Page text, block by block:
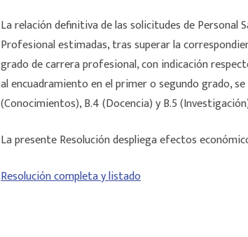
La relación definitiva de las solicitudes de Personal
Profesional estimadas, tras superar la
grado de carrera profesional, con indicación
al encuadramiento en el primer o segundo grado,
(Conocimientos), B.4 (Docencia) y B.5
La presente Resolución despliega efectos
Resolución completa y listado